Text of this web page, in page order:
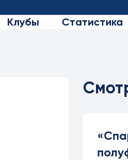
Клубы Статистика